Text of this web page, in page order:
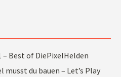
– Best of DiePixelHelden
musst du bauen – Let’s Play